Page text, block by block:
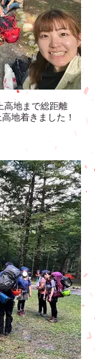
高地まで総距離
地着きました！